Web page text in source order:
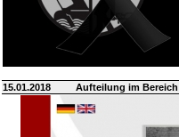
15.01.2018 Aufteilung im